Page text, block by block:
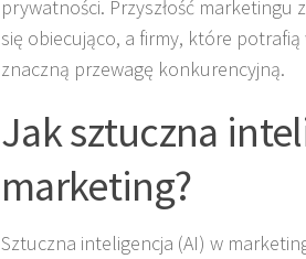
prywatności. Przyszłość
się obiecująco, a firmy, które potrafią
znaczną przewagę konkurencyjną.
Jak sztuczna
marketing?
Sztuczna inteligencja (AI) w